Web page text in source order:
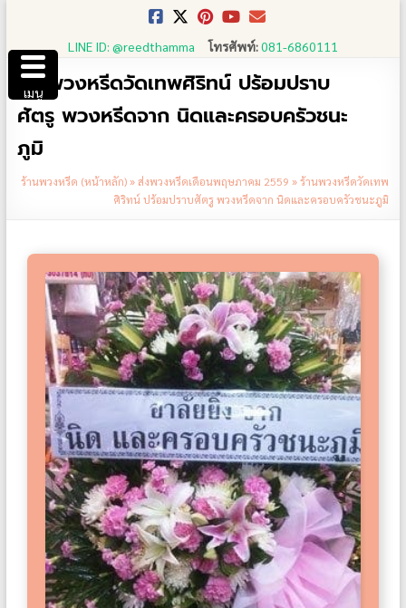
content
LINE ID: @reedthamma โทรศัพท์:081-6860111
ร้านพวงหรีดวัดเทพศิริทน์ ปร้อมปราบ
ศัตรู พวงหรีดจาก นิดและครอบครัวชนะ
ภูมิ
ร้านพวงหรีด (หน้าหลัก)»ส่งพวงหรีดเดือนพฤษภาคม 2559 »ร้านพวงหรีดวัดเทพ
ศิริทน์ ปร้อมปราบศัตรู พวงหรีดจาก นิดและครอบครัวชนะภูมิ
เมนู